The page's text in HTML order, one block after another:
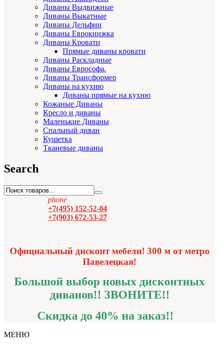
Диваны Выдвижные
Диваны Выкатные
Диваны Дельфин
Диваны Еврокнижка
Диваны Кровати
Прямые диваны кровати
Диваны Раскладные
Диваны Еврософа.
Диваны Трансформер
Диваны на кухню
Диваны прямые на кухню
Кожаные Диваны
Кресло и диваны
Маленькие Диваны
Спальный диван
Кушетка
Тканевые диваны
Search
phone
+7(495) 152-52-04
+7(903) 672-53-27
Официальный дисконт мебели! 300 м от метро
Павелецкая!
Большой выбор новых дисконтных
диванов!! ЗВОНИТЕ!!
Скидка до 40% на заказ!!
МЕНЮ